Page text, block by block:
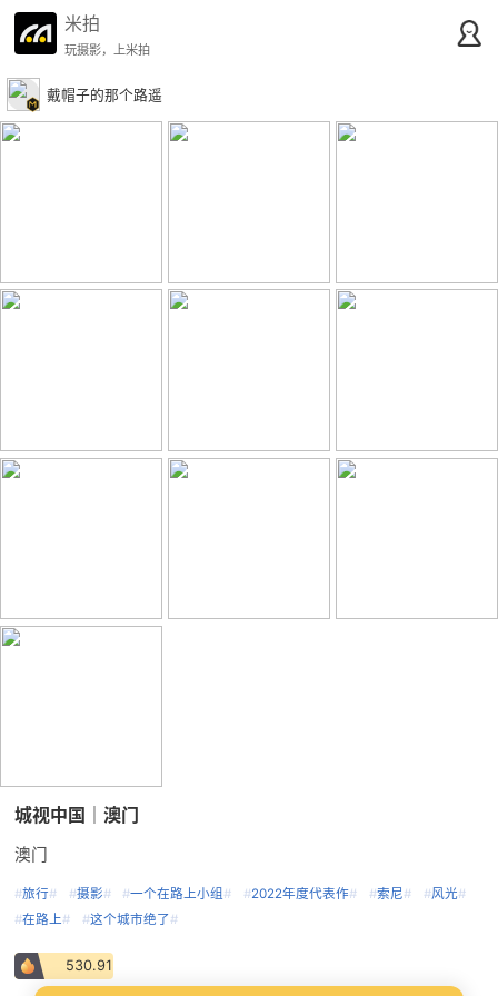
米拍
玩摄影，上米拍
戴帽子的那个路遥
城视中国｜澳门
澳门
#旅行# #摄影# #一个在路上小组 # #2022年度代表作# #索尼# #风光#
#在路上# #这个城市绝了#
530.91